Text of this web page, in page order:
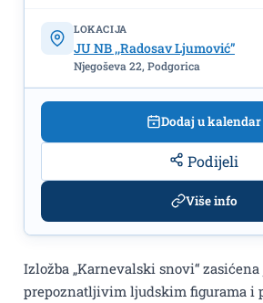
Izložba „Karnevalski snovi“
prepoznatljivim ljudskim figurama i
LOKACIJA
JU NB ,,Radosav Ljumović”
Njegoševa 22, Podgorica
Dodaj u kalendar
Podijeli
Više info